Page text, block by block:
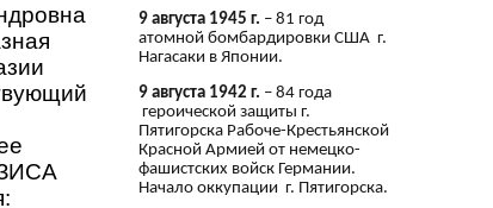
9 августа 1945 г. – 81 год
атомной бомбардировки США г.
Нагасаки в Японии.
9 августа 1942 г. – 84 года
героической защиты г.
Пятигорска Рабоче-Крестьянской
Красной Армией от немецко-
фашистских войск Германии.
Начало оккупации г. Пятигорска.